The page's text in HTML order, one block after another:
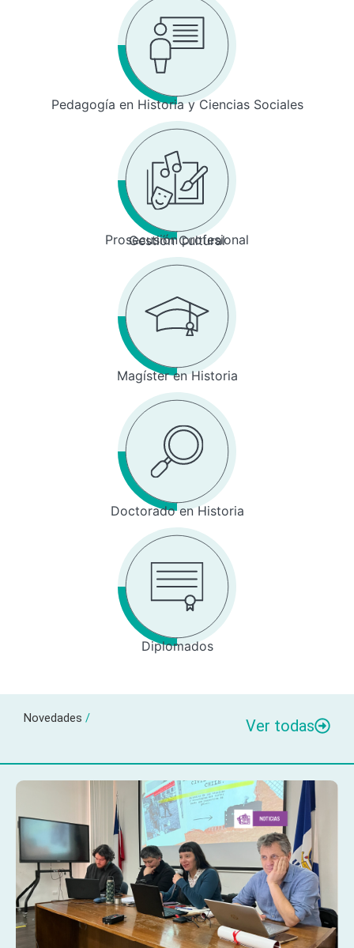
Pedagogía en Historia y Ciencias Sociales
Prosecusión profesional
Gestión Cultural
Magíster en Historia
Doctorado en Historia
Diplomados
Novedades / Ver todas